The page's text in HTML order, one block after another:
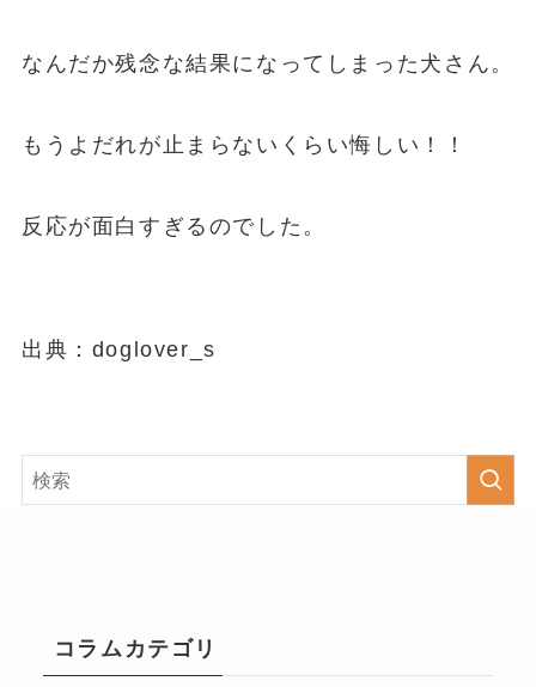
なんだか残念な結果になってしまった犬さん。
もうよだれが止まらないくらい悔しい！！
反応が面白すぎるのでした。
出典：doglover_s
コラムカテゴリ